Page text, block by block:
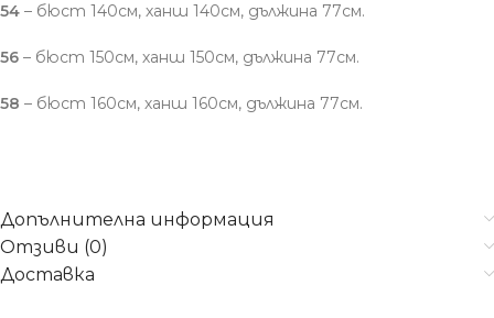
54 – бюст 140см, ханш 140см, дължина 77см.
56 – бюст 150см, ханш 150см, дължина 77см.
58 – бюст 160см, ханш 160см, дължина 77см.
Допълнителна информация
Отзиви (0)
Доставка